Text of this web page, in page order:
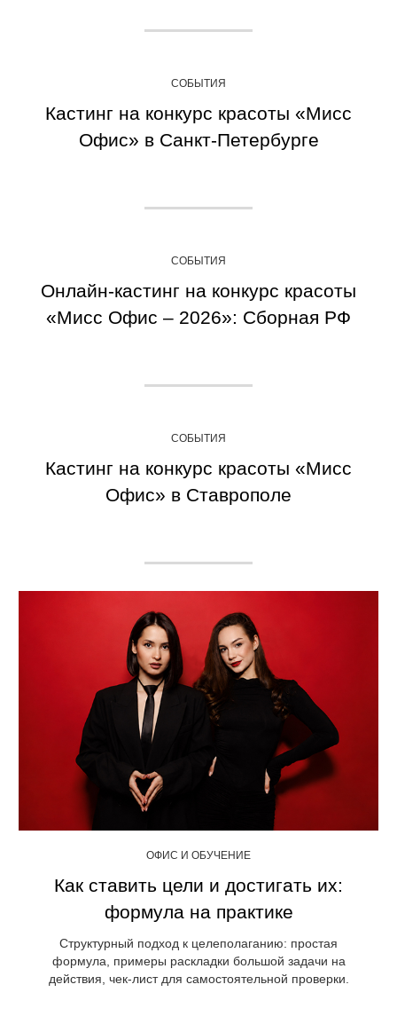
СОБЫТИЯ
Кастинг на конкурс красоты «Мисс
Офис» в Санкт-Петербурге
СОБЫТИЯ
Онлайн-кастинг на конкурс красоты
«Мисс Офис – 2026»: Сборная РФ
СОБЫТИЯ
Кастинг на конкурс красоты «Мисс
Офис» в Ставрополе
ОФИС И ОБУЧЕНИЕ
Как ставить цели и достигать их:
формула на практике
Структурный подход к целеполаганию: простая
формула, примеры раскладки большой задачи на
действия, чек-лист для самостоятельной проверки.